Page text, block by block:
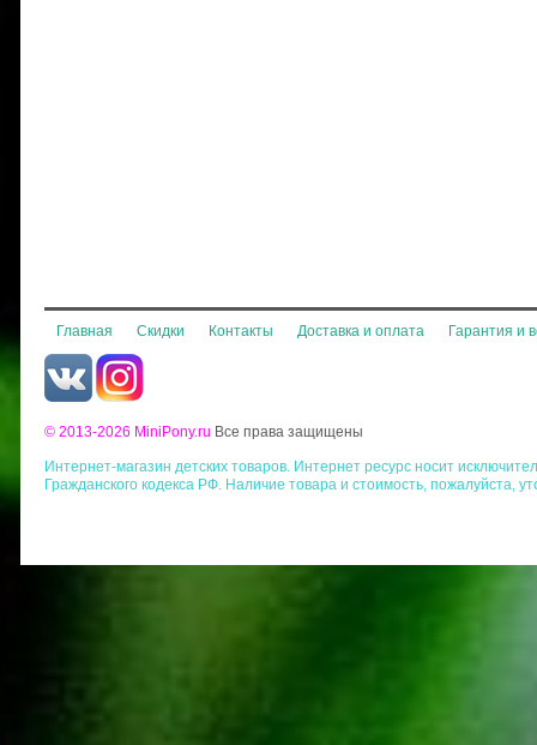
Главная Скидки Контакты Доставка и оплата Гарантия и
© 2013-2026 MiniPony.ru Все права защищены
Интернет-магазин детских товаров. Интернет ресурс носит
Гражданского кодекса РФ. Наличие товара и стоимость, пожалуйста,